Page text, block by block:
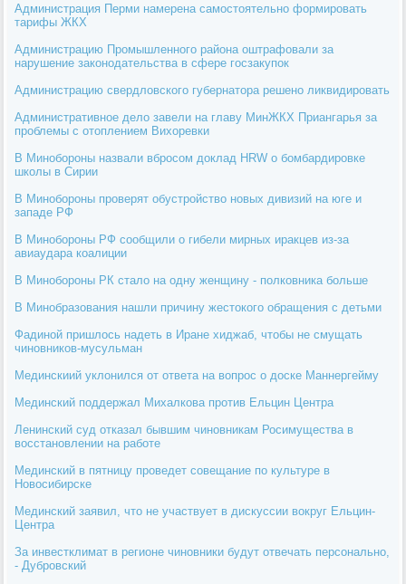
Администрация Перми намерена самостоятельно формировать
тарифы ЖКХ
Администрацию Промышленного района оштрафовали за
нарушение законодательства в сфере госзакупок
Администрацию свердловского губернатора решено ликвидировать
Административное дело завели на главу МинЖКХ Приангарья за
проблемы с отоплением Вихоревки
В Минобороны назвали вбросом доклад HRW о бомбардировке
школы в Сирии
В Минобороны проверят обустройство новых дивизий на юге и
западе РФ
В Минобороны РФ сообщили о гибели мирных иракцев из-за
авиаудара коалиции
В Минобороны РК стало на одну женщину - полковника больше
В Минобразования нашли причину жестокого обращения с детьми
Фадиной пришлось надеть в Иране хиджаб, чтобы не смущать
чиновников-мусульман
Мединскиий уклонился от ответа на вопрос о доске Маннергейму
Мединский поддержал Михалкова против Ельцин Центра
Ленинский суд отказал бывшим чиновникам Росимущества в
восстановлении на работе
Мединский в пятницу проведет совещание по культуре в
Новосибирске
Мединский заявил, что не участвует в дискуссии вокруг Ельцин-
Центра
За инвестклимат в регионе чиновники будут отвечать персонально,
- Дубровский